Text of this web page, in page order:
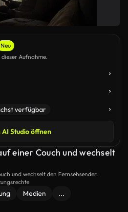
Neu
dieser Aufnahme.
verfügbar
AI Studio öffnen
einer Couch und wechselt
und wechselt den Fernsehsender.
Medien ...